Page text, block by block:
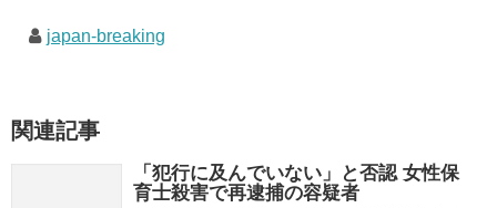
japan-breaking
関連記事
「犯行に及んでいない」と否認 女性保
育士殺害で再逮捕の容疑者